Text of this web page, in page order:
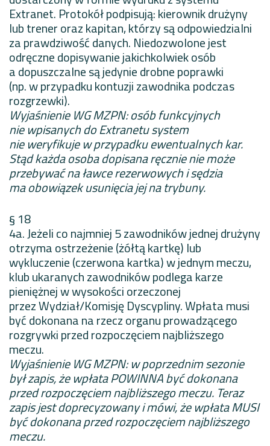
Extranet. Protokół podpisują: kierownik drużyny
lub trener oraz kapitan, którzy są odpowiedzialni
za prawdziwość danych. Niedozwolone jest
odręczne dopisywanie jakichkolwiek osób
a dopuszczalne są jedynie drobne poprawki
(np. w przypadku kontuzji zawodnika podczas
rozgrzewki).
Wyjaśnienie WG MZPN: osób funkcyjnych
nie wpisanych do Extranetu system
nie weryfikuje w przypadku ewentualnych kar.
Stąd każda osoba dopisana ręcznie nie może
przebywać na ławce rezerwowych i sędzia
ma obowiązek usunięcia jej na trybuny.
§ 18
4a. Jeżeli co najmniej 5 zawodników jednej drużyny
otrzyma ostrzeżenie (żółtą kartkę) lub
wykluczenie (czerwona kartka) w jednym meczu,
klub ukaranych zawodników podlega karze
pieniężnej w wysokości orzeczonej
przez Wydział/Komisję Dyscypliny. Wpłata musi
być dokonana na rzecz organu prowadzącego
rozgrywki przed rozpoczęciem najbliższego
meczu.
Wyjaśnienie WG MZPN: w poprzednim sezonie
był zapis, że wpłata POWINNA być dokonana
przed rozpoczęciem najbliższego meczu. Teraz
zapis jest doprecyzowany i mówi, że wpłata MUSI
być dokonana przed rozpoczęciem najbliższego
meczu.